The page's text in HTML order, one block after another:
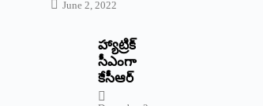
June 2, 2022
హ్యాట్రిక్‌
‌సీఎంగా
కేసీఆర్‌